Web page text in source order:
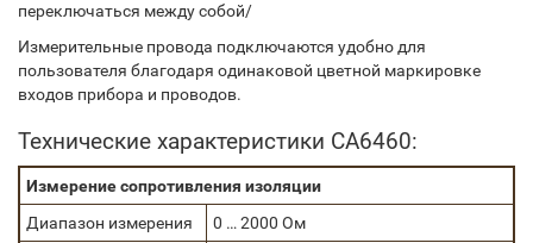
переключаться между собой/
Измерительные провода подключаются удобно для
пользователя благодаря одинаковой цветной маркировке
входов прибора и проводов.
Технические характеристики CA6460:
Измерение сопротивления изоляции
Диапазон измерения
0 … 2000 Ом